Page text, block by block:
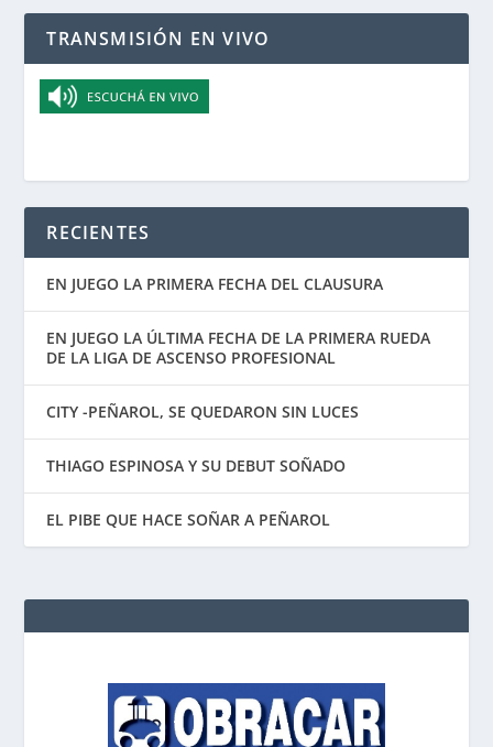
TRANSMISIÓN EN VIVO
RECIENTES
EN JUEGO LA PRIMERA FECHA DEL CLAUSURA
EN JUEGO LA ÚLTIMA FECHA DE LA PRIMERA RUEDA
DE LA LIGA DE ASCENSO PROFESIONAL
CITY -PEÑAROL, SE QUEDARON SIN LUCES
THIAGO ESPINOSA Y SU DEBUT SOÑADO
EL PIBE QUE HACE SOÑAR A PEÑAROL